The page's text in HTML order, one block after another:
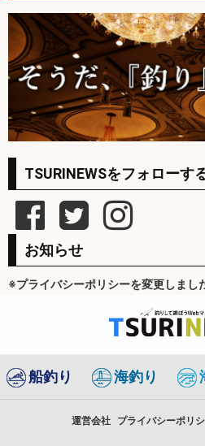
TSURINEWSをフォローす
お知らせ
※プライバシーポリシーを変更しまし
船釣り 海釣り
運営会社 プライバシーポリ